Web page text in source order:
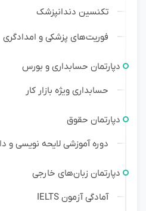
تکنسین دندانپزشک
فوریت‌های پزشکی و امدادگری
دپارتمان حسابداری و بورس
حسابداری ویژه بازار کار
دپارتمان حقوق
دوره آموزشی لایحه نویسی و
دپارتمان زبان‌های خارجی
آمادگی آزمون IELTS